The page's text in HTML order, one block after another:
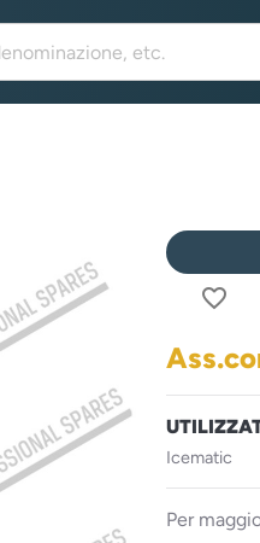
favorite_border
Icematic
Per